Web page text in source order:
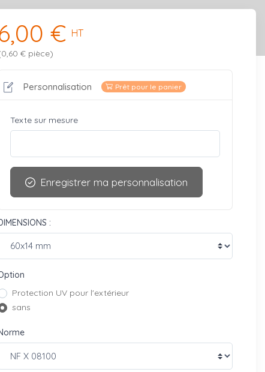
€ HT
€ pièce)
Personnalisation Prêt pour le panier
Texte sur mesure
Enregistrer ma personnalisation
:
Protection UV pour l'extérieur
sans